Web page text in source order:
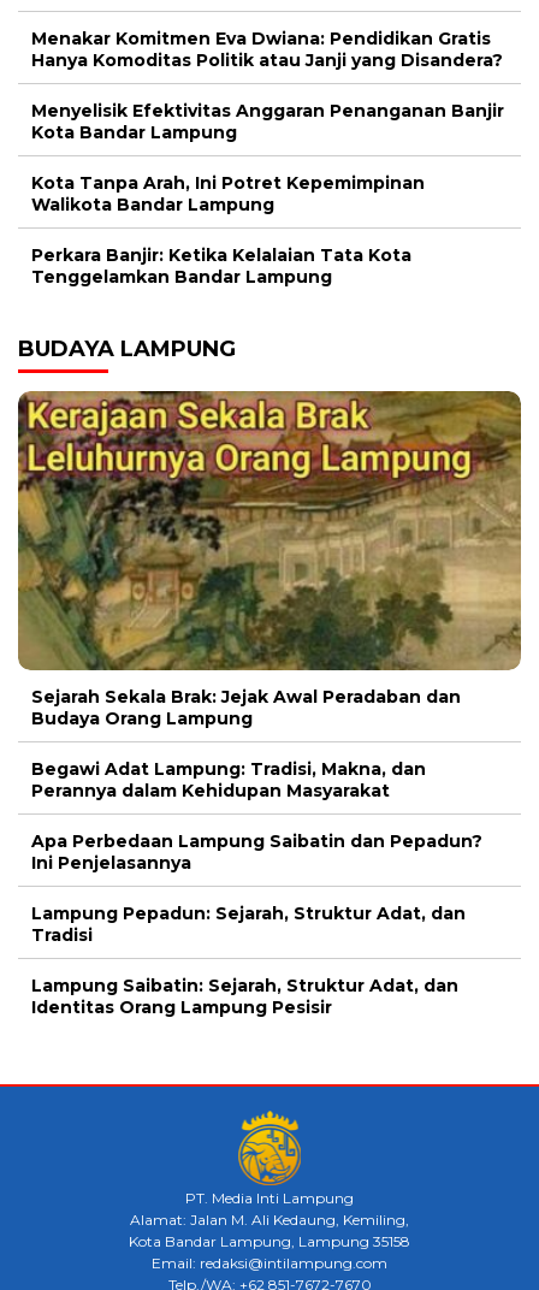
Menakar Komitmen Eva Dwiana: Pendidikan Gratis
Hanya Komoditas Politik atau Janji yang Disandera?
Menyelisik Efektivitas Anggaran Penanganan Banjir
Kota Bandar Lampung
Kota Tanpa Arah, Ini Potret Kepemimpinan
Walikota Bandar Lampung
Perkara Banjir: Ketika Kelalaian Tata Kota
Tenggelamkan Bandar Lampung
BUDAYA LAMPUNG
Sejarah Sekala Brak: Jejak Awal Peradaban dan
Budaya Orang Lampung
Begawi Adat Lampung: Tradisi, Makna, dan
Perannya dalam Kehidupan Masyarakat
Apa Perbedaan Lampung Saibatin dan Pepadun?
Ini Penjelasannya
Lampung Pepadun: Sejarah, Struktur Adat, dan
Tradisi
Lampung Saibatin: Sejarah, Struktur Adat, dan
Identitas Orang Lampung Pesisir
PT. Media Inti Lampung
Alamat: Jalan M. Ali Kedaung, Kemiling,
Kota Bandar Lampung, Lampung 35158
Email: redaksi@intilampung.com
Telp./WA: +62 851-7672-7670